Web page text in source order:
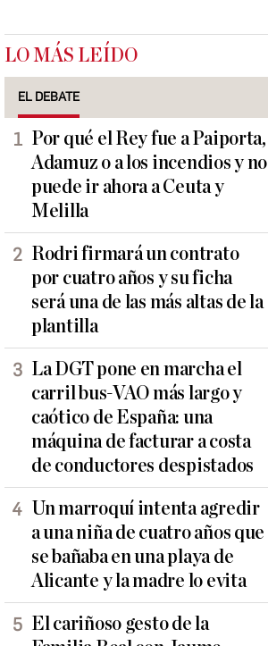
LO MÁS LEÍDO
EL DEBATE
Por qué el Rey fue a Paiporta,
Adamuz o a los incendios y no
puede ir ahora a Ceuta y
Melilla
Rodri firmará un contrato
por cuatro años y su ficha
será una de las más altas de la
plantilla
La DGT pone en marcha el
carril bus-VAO más largo y
caótico de España: una
máquina de facturar a costa
de conductores despistados
Un marroquí intenta agredir
a una niña de cuatro años que
se bañaba en una playa de
Alicante y la madre lo evita
El cariñoso gesto de la